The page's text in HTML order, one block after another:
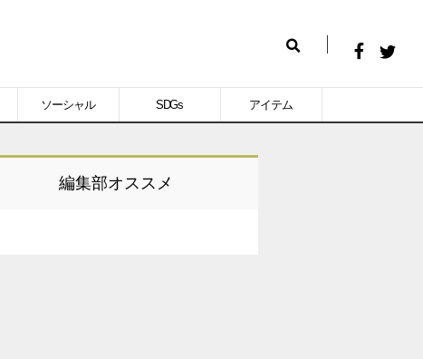
ソーシャル SDGs アイテム
索
Facebook
編集部オススメ